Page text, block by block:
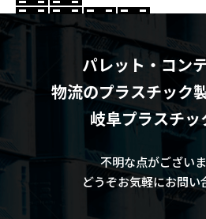
パレット・コン
物流のプラスチック
岐阜プラスチ
不明な点がございま
どうぞお気軽にお問い